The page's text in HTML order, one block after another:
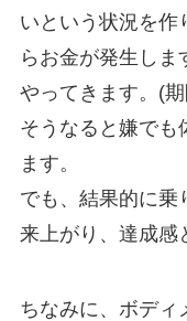
いという状況を作
らお金が発生しま
やってきます。(
そうなると嫌でも
ます。
でも、結果的に乗
来上がり、達成感
ちなみに、ボディ